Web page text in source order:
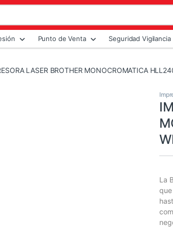
Punto de Venta Seguridad Vigilancia
LASER BROTHER MONOCROMATICA
La